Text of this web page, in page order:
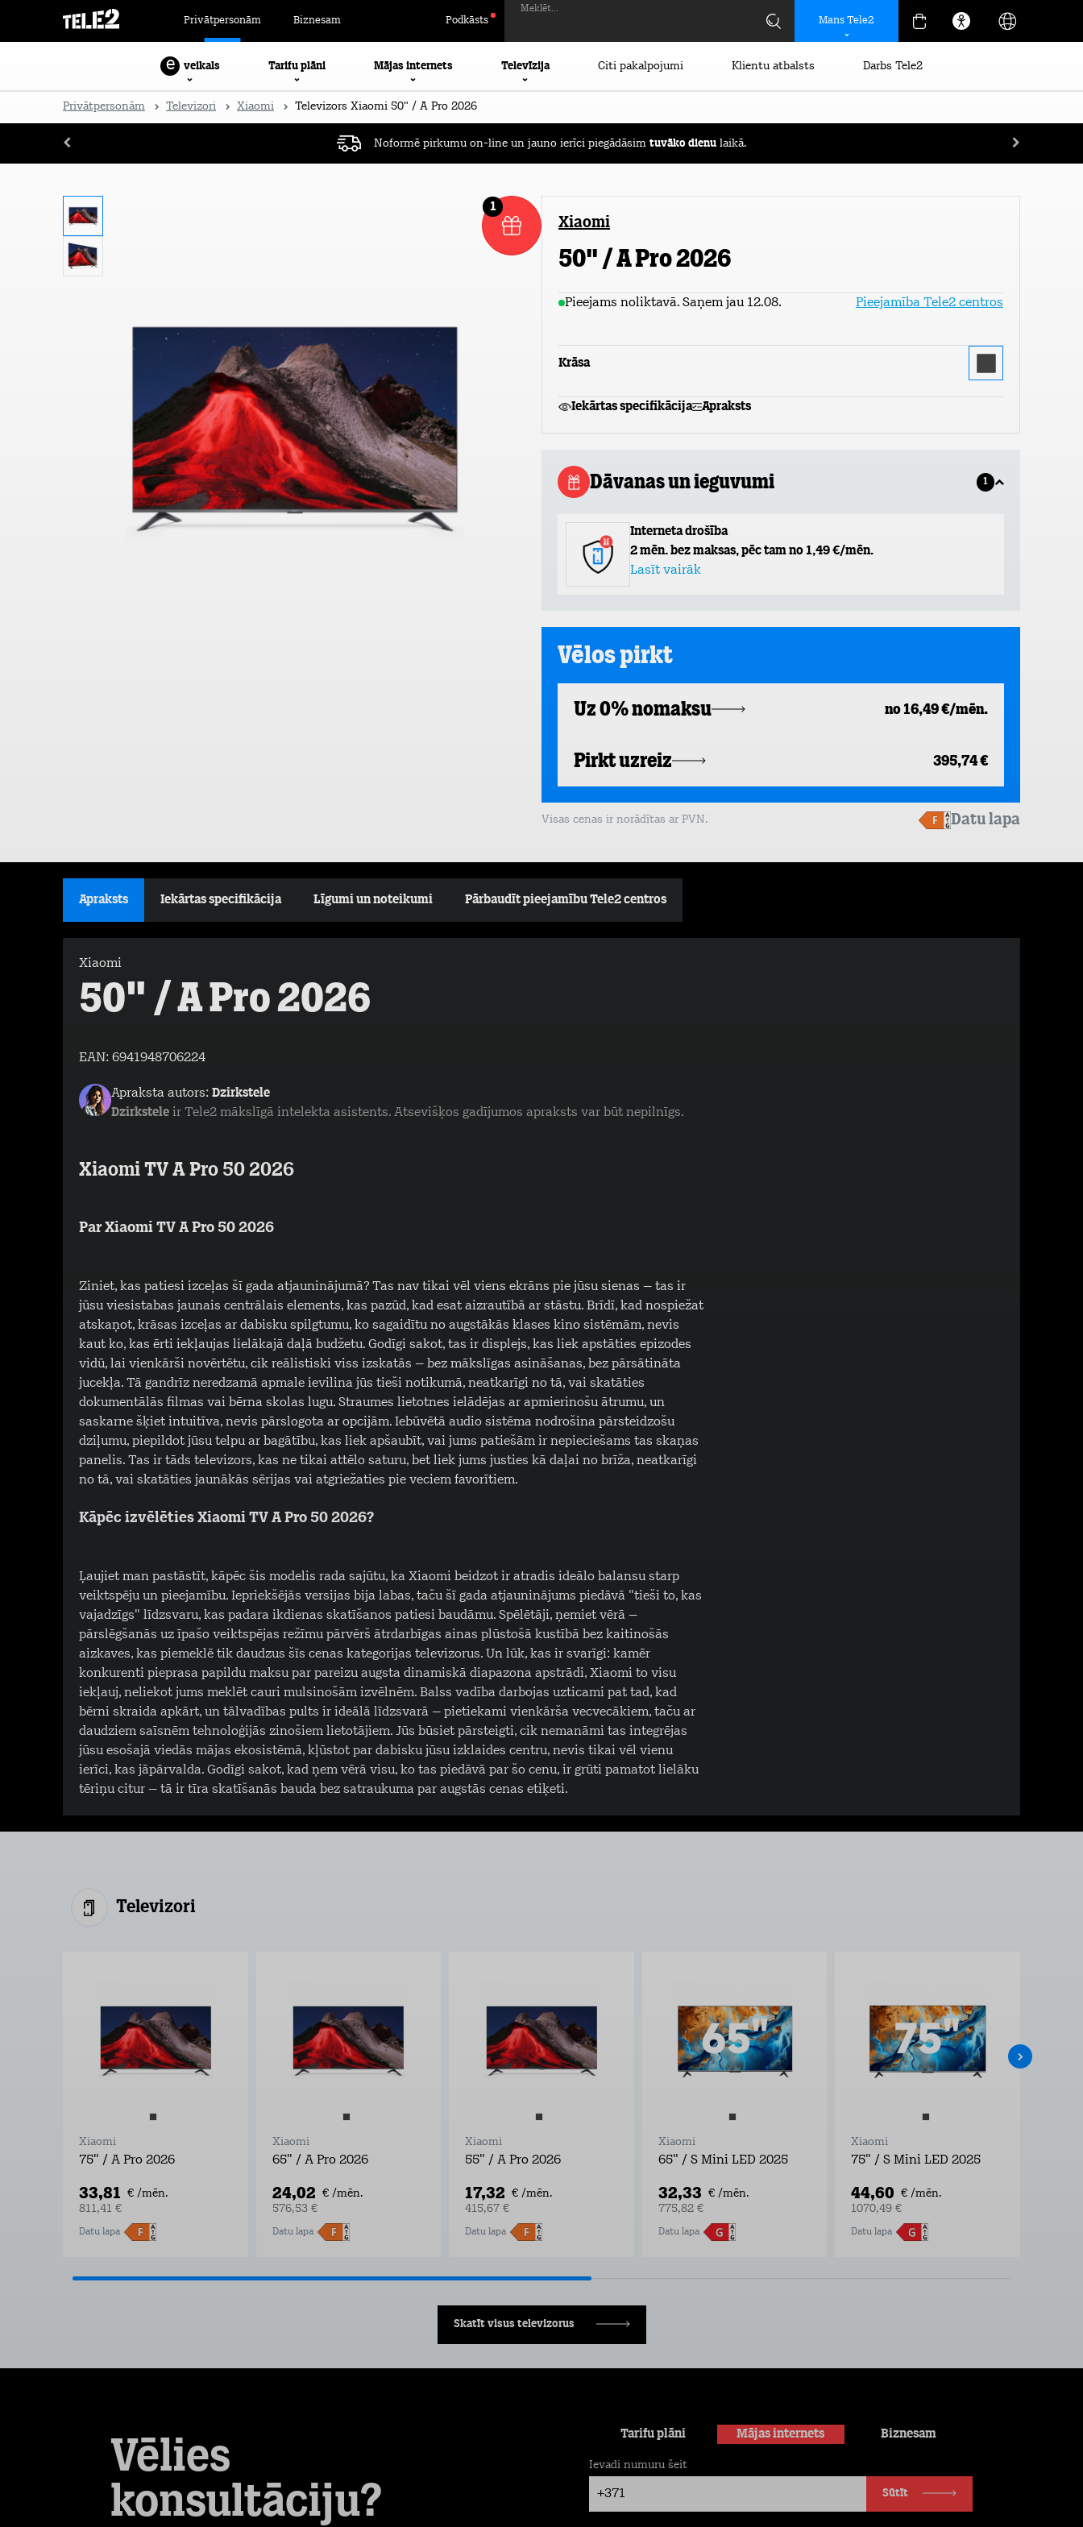
Privātpersonām Biznesam Podkāsts
Meklēt...
Mans Tele2
e veikals Tarifu plāni Mājas internets Televīzija Citi pakalpojumi Klientu atbalsts Darbs Tele2
Privātpersonām Televizori Xiaomi Televizors Xiaomi 50" / A Pro 2026
Noformē pirkumu on-line un jauno ierīci piegādāsim tuvāko dienu laikā.
1
Xiaomi
50" / A Pro 2026
Pieejams noliktavā. Saņem jau 12.08. Pieejamība Tele2 centros
Krāsa
Iekārtas specifikācija Apraksts
Dāvanas un ieguvumi 1
Interneta drošība
2 mēn. bez maksas, pēc tam no 1,49 €/mēn.
Lasīt vairāk
Vēlos pirkt
Uz 0% nomaksu no 16,49 €/mēn.
Pirkt uzreiz 395,74 €
Visas cenas ir norādītas ar PVN. Datu lapa
Apraksts Iekārtas specifikācija Līgumi un noteikumi Pārbaudīt pieejamību Tele2 centros
Xiaomi
50" / A Pro 2026
EAN: 6941948706224
Apraksta autors: Dzirkstele
Dzirkstele ir Tele2 mākslīgā intelekta asistents. Atsevišķos gadījumos apraksts var būt nepilnīgs.
Xiaomi TV A Pro 50 2026
Par Xiaomi TV A Pro 50 2026
Ziniet, kas patiesi izceļas šī gada atjauninājumā? Tas nav tikai vēl viens ekrāns pie jūsu sienas – tas ir
jūsu viesistabas jaunais centrālais elements, kas pazūd, kad esat aizrautībā ar stāstu. Brīdī, kad nospiežat
atskaņot, krāsas izceļas ar dabisku spilgtumu, ko sagaidītu no augstākās klases kino sistēmām, nevis
kaut ko, kas ērti iekļaujas lielākajā daļā budžetu. Godīgi sakot, tas ir displejs, kas liek apstāties epizodes
vidū, lai vienkārši novērtētu, cik reālistiski viss izskatās – bez mākslīgas asināšanas, bez pārsātināta
jucekļa. Tā gandrīz neredzamā apmale ievilina jūs tieši notikumā, neatkarīgi no tā, vai skatāties
dokumentālās filmas vai bērna skolas lugu. Straumes lietotnes ielādējas ar apmierinošu ātrumu, un
saskarne šķiet intuitīva, nevis pārslogota ar opcijām. Iebūvētā audio sistēma nodrošina pārsteidzošu
dziļumu, piepildot jūsu telpu ar bagātību, kas liek apšaubīt, vai jums patiešām ir nepieciešams tas skaņas
panelis. Tas ir tāds televizors, kas ne tikai attēlo saturu, bet liek jums justies kā daļai no brīža, neatkarīgi
no tā, vai skatāties jaunākās sērijas vai atgriežaties pie veciem favorītiem.
Kāpēc izvēlēties Xiaomi TV A Pro 50 2026?
Ļaujiet man pastāstīt, kāpēc šis modelis rada sajūtu, ka Xiaomi beidzot ir atradis ideālo balansu starp
veiktspēju un pieejamību. Iepriekšējās versijas bija labas, taču šī gada atjauninājums piedāvā "tieši to, kas
vajadzīgs" līdzsvaru, kas padara ikdienas skatīšanos patiesi baudāmu. Spēlētāji, ņemiet vērā –
pārslēgšanās uz īpašo veiktspējas režīmu pārvērš ātrdarbīgas ainas plūstošā kustībā bez kaitinošās
aizkaves, kas piemeklē tik daudzus šīs cenas kategorijas televizorus. Un lūk, kas ir svarīgi: kamēr
konkurenti pieprasa papildu maksu par pareizu augsta dinamiskā diapazona apstrādi, Xiaomi to visu
iekļauj, neliekot jums meklēt cauri mulsinošām izvēlnēm. Balss vadība darbojas uzticami pat tad, kad
bērni skraida apkārt, un tālvadības pults ir ideālā līdzsvarā – pietiekami vienkārša vecvecākiem, taču ar
daudziem saīsnēm tehnoloģijās zinošiem lietotājiem. Jūs būsiet pārsteigti, cik nemanāmi tas integrējas
jūsu esošajā viedās mājas ekosistēmā, kļūstot par dabisku jūsu izklaides centru, nevis tikai vēl vienu
ierīci, kas jāpārvalda. Godīgi sakot, kad ņem vērā visu, ko tas piedāvā par šo cenu, ir grūti pamatot lielāku
tēriņu citur – tā ir tīra skatīšanās bauda bez satraukuma par augstās cenas etiķeti.
Televizori
Xiaomi
75" / A Pro 2026
33,81 € /mēn.
811,41 €
Datu lapa
Xiaomi
65" / A Pro 2026
24,02 € /mēn.
576,53 €
Datu lapa
Xiaomi
55" / A Pro 2026
17,32
€ /mēn.
415,67 €
Datu lapa
Xiaomi
65" / S Mini LED 2025
32,33 € /mēn.
775,82 €
Datu lapa
Xiaomi
75" / S Mini LED 2025
44,60
€ /mēn.
1070,49 €
Datu lapa
Skatīt visus televizorus
Vēlies
konsultāciju?
Tarifu plāni Mājas internets Biznesam
+371
Ievadi numuru šeit
Sūtīt